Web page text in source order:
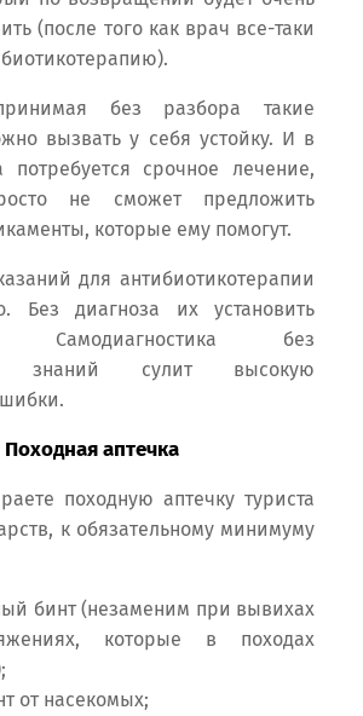
(после того как врач все-таки
без разбора такие
вызвать у себя устойку. И в
потребуется срочное лечение,
не сможет предложить
которые ему помогут.
для антибиотикотерапии
Без диагноза их установить
Самодиагностика без
знаний сулит высокую
Походная аптечка
походную аптечку туриста
к обязательному минимуму
бинт (незаменим при вывихах
которые в походах
от насекомых;